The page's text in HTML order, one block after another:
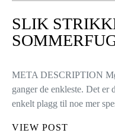
SLIK
META DESCRIPTION
ganger de enkleste. Det er
enkelt plagg til noe mer
VIEW POST